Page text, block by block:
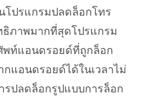
โปรแกรมปลดล็อกโทร
ภาพมากที่สุดโปรแกรม
ท์แอนดรอยด์ที่ถูกล็อก
แอนดรอยด์ได้ในเวลาไม่
ปลดล็อกรูปแบบการล็อก